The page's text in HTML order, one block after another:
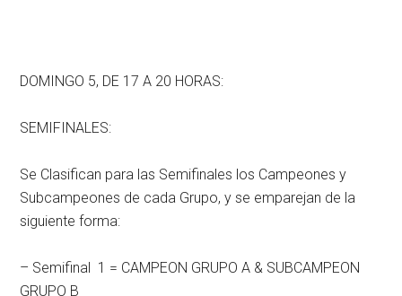
DOMINGO 5, DE 17 A 20 HORAS:
SEMIFINALES:
Se Clasifican para las Semifinales los Campeones y
Subcampeones de cada Grupo, y se emparejan de la
siguiente forma:
– Semifinal 1 = CAMPEON GRUPO A & SUBCAMPEON
GRUPO B